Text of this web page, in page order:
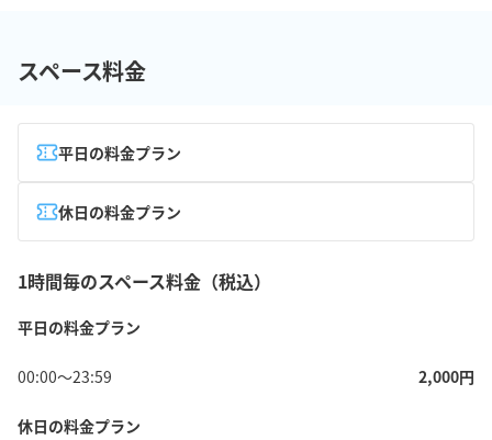
スペース料金
平日の料金プラン
休日の料金プラン
1時間毎のスペース料金（税込）
平日の料金プラン
00:00〜23:59 2,000円
休日の料金プラン